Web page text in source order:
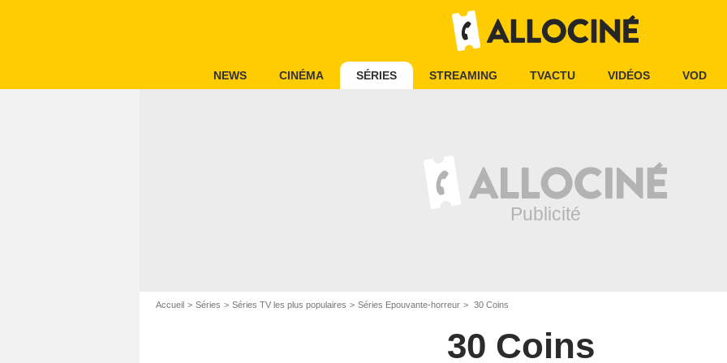
NEWS CINÉMA SÉRIES STREAMING TVACTU VIDÉOS VOD
Accueil Séries Séries TV les plus populaires Séries Epouvante-horreur 30 Coins
30 Coins